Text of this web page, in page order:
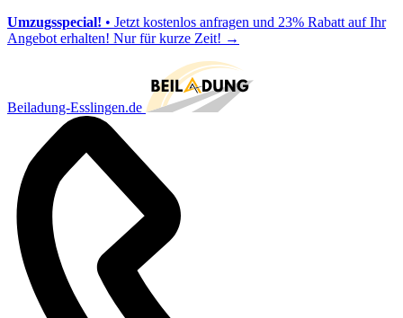
Umzugsspecial! • Jetzt kostenlos anfragen und 23% Rabatt auf Ihr
Angebot erhalten! Nur für kurze Zeit! →
Beiladung-Esslingen.de